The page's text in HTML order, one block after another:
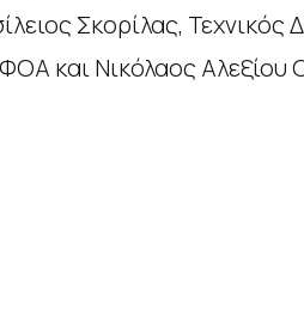
Σκορίλας, Τεχνικός
και Νικόλαος